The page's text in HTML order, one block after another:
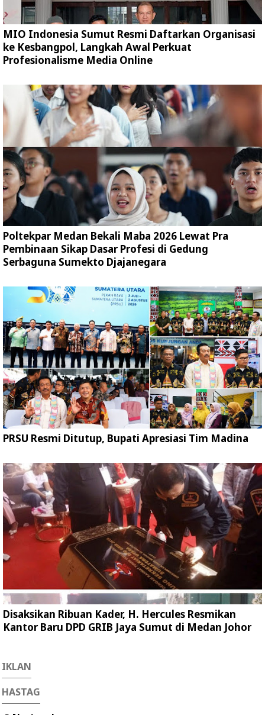
MIO Indonesia Sumut Resmi Daftarkan Organisasi
ke Kesbangpol, Langkah Awal Perkuat
Profesionalisme Media Online
Poltekpar Medan Bekali Maba 2026 Lewat Pra
Pembinaan Sikap Dasar Profesi di Gedung
Serbaguna Sumekto Djajanegara
PRSU Resmi Ditutup, Bupati Apresiasi Tim Madina
Disaksikan Ribuan Kader, H. Hercules Resmikan
Kantor Baru DPD GRIB Jaya Sumut di Medan Johor
IKLAN
HASTAG